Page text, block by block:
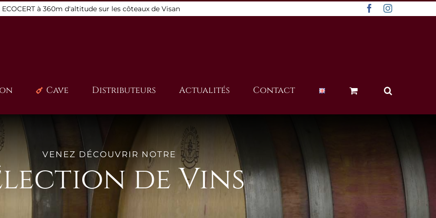
à 360m d'altitude sur les côteaux de Visan FacebookInstagram
Cave Distributeurs Actualités Contact
VENEZ DÉCOUVRIR NOTRE
de Vins